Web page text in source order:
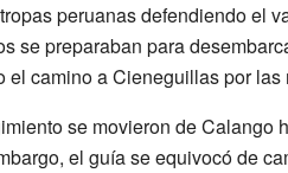
peruanas defendiendo el
se preparaban para
camino a Cieneguillas por las
se movieron de Calango
el guía se equivocó de